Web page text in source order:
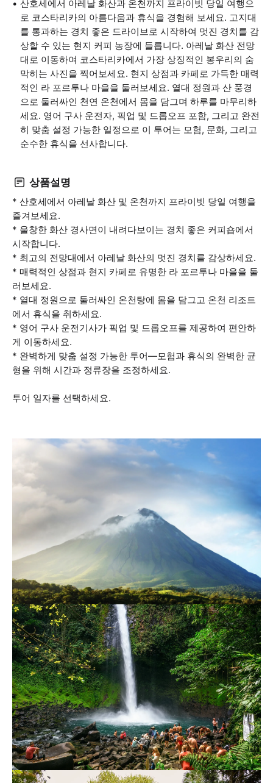
산호세에서 아레날 화산과 온천까지 프라이빗 당일 여행으
로 코스타리카의 아름다움과 휴식을 경험해 보세요. 고지대
를 통과하는 경치 좋은 드라이브로 시작하여 멋진 경치를 감
상할 수 있는 현지 커피 농장에 들릅니다. 아레날 화산 전망
대로 이동하여 코스타리카에서 가장 상징적인 봉우리의 숨
막히는 사진을 찍어보세요. 현지 상점과 카페로 가득한 매력
적인 라 포르투나 마을을 둘러보세요. 열대 정원과 산 풍경
으로 둘러싸인 천연 온천에서 몸을 담그며 하루를 마무리하
세요. 영어 구사 운전자, 픽업 및 드롭오프 포함, 그리고 완전
히 맞춤 설정 가능한 일정으로 이 투어는 모험, 문화, 그리고
순수한 휴식을 선사합니다.
상품설명
* 산호세에서 아레날 화산 및 온천까지 프라이빗 당일 여행을
즐겨보세요.
* 울창한 화산 경사면이 내려다보이는 경치 좋은 커피숍에서
시작합니다.
* 최고의 전망대에서 아레날 화산의 멋진 경치를 감상하세요.
* 매력적인 상점과 현지 카페로 유명한 라 포르투나 마을을 둘
러보세요.
* 열대 정원으로 둘러싸인 온천탕에 몸을 담그고 온천 리조트
에서 휴식을 취하세요.
* 영어 구사 운전기사가 픽업 및 드롭오프를 제공하여 편안하
게 이동하세요.
* 완벽하게 맞춤 설정 가능한 투어—모험과 휴식의 완벽한 균
형을 위해 시간과 정류장을 조정하세요.
투어 일자를 선택하세요.